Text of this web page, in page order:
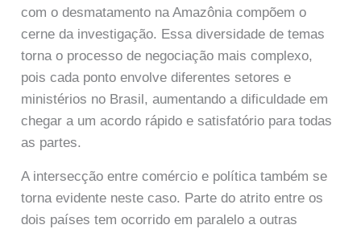
com o desmatamento na Amazônia compõem o
cerne da investigação. Essa diversidade de temas
torna o processo de negociação mais complexo,
pois cada ponto envolve diferentes setores e
ministérios no Brasil, aumentando a dificuldade em
chegar a um acordo rápido e satisfatório para todas
as partes.
A intersecção entre comércio e política também se
torna evidente neste caso. Parte do atrito entre os
dois países tem ocorrido em paralelo a outras